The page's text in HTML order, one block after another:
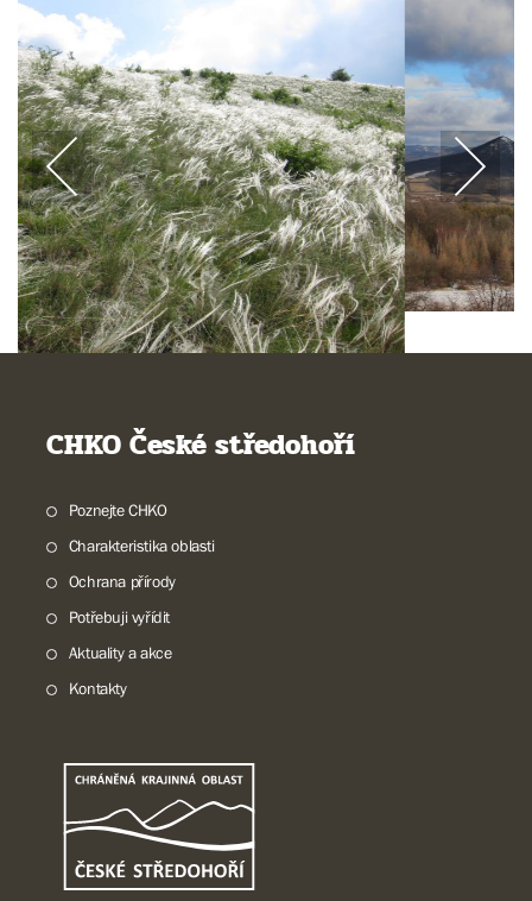
CHKO České středohoří
Poznejte CHKO
Charakteristika oblasti
Ochrana přírody
Potřebuji vyřídit
Aktuality a akce
Kontakty